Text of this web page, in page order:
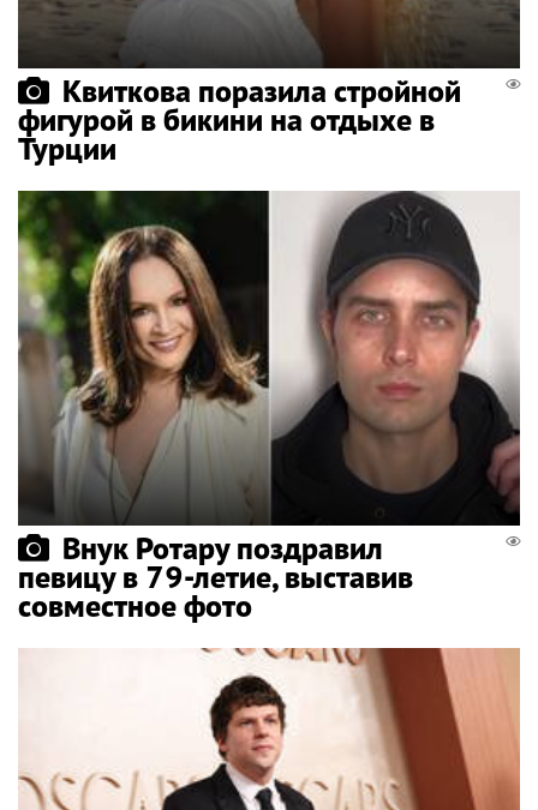
Квиткова поразила стройной
фигурой в бикини на отдыхе в
Турции
Внук Ротару поздравил
певицу в 79-летие, выставив
совместное фото